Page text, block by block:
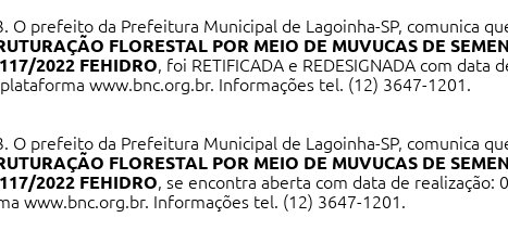
O prefeito da Prefeitura Municipal de Lagoinha-SP, comunica
FLORESTAL POR MEIO DE MUVUCAS DE
2022 FEHIDRO, foi RETIFICADA e REDESIGNADA com
www.bnc.org.br. Informações tel. (12) 3647-1201.
O prefeito da Prefeitura Municipal de Lagoinha-SP, comunica
FLORESTAL POR MEIO DE MUVUCAS DE
2022 FEHIDRO, se encontra aberta com data de realização:
www.bnc.org.br. Informações tel. (12) 3647-1201.